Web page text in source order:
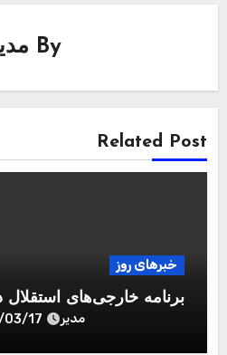
By
Related Post
خبرهای روز
برنامه خارجی‌های استقلال
مدیر 03/17